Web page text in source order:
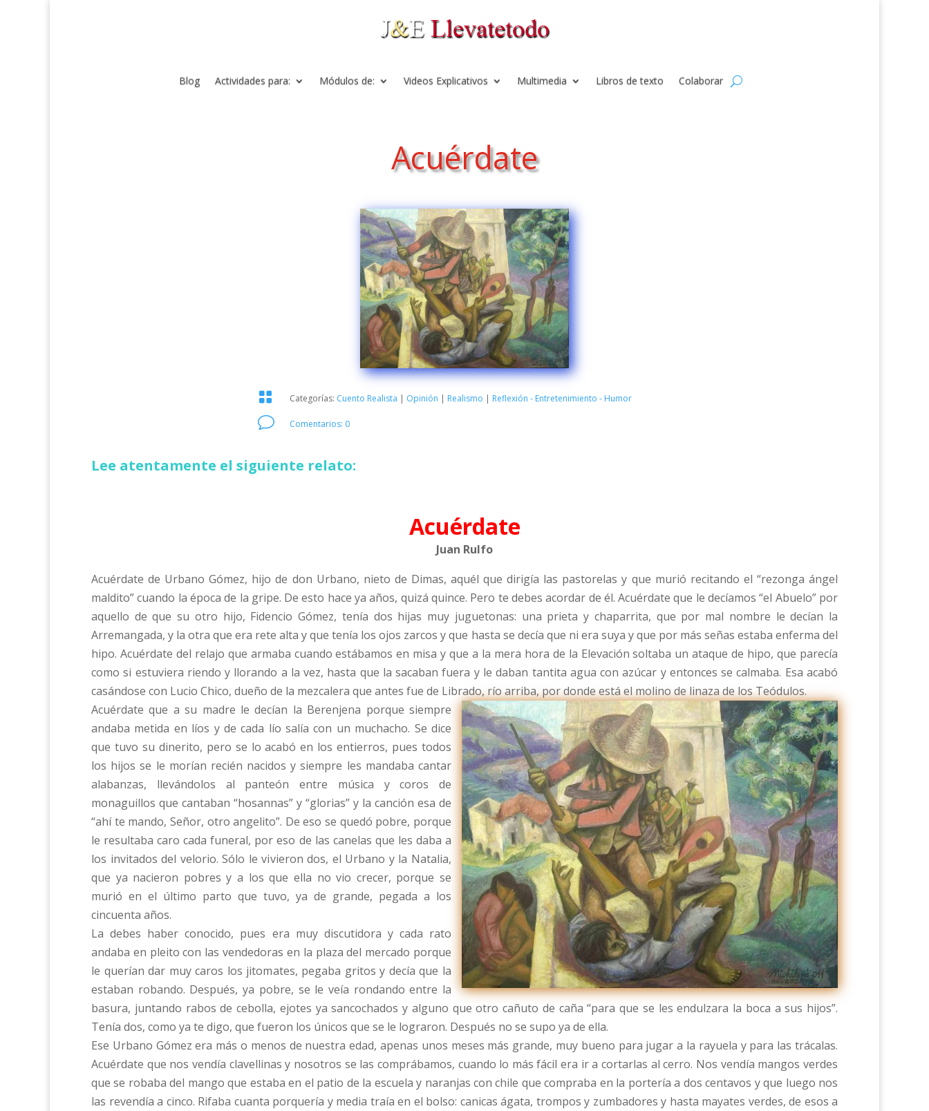
Blog Actividades para: Módulos de: Videos Explicativos Multimedia Libros de texto Colaborar
Acuérdate
 Categorías: Cuento Realista | Opinión | Realismo | Reflexión - Entretenimiento - Humor
v Comentarios: 0
Lee atentamente el siguiente relato:
Acuérdate
Juan Rulfo
Acuérdate de Urbano Gómez, hijo de don Urbano, nieto de Dimas, aquél que dirigía las pastorelas y que murió recitando el “rezonga ángel
maldito” cuando la época de la gripe. De esto hace ya años, quizá quince. Pero te debes acordar de él. Acuérdate que le decíamos “el Abuelo” por
aquello de que su otro hijo, Fidencio Gómez, tenía dos hijas muy juguetonas: una prieta y chaparrita, que por mal nombre le decían la
Arremangada, y la otra que era rete alta y que tenía los ojos zarcos y que hasta se decía que ni era suya y que por más señas estaba enferma del
hipo. Acuérdate del relajo que armaba cuando estábamos en misa y que a la mera hora de la Elevación soltaba un ataque de hipo, que parecía
como si estuviera riendo y llorando a la vez, hasta que la sacaban fuera y le daban tantita agua con azúcar y entonces se calmaba. Esa acabó
casándose con Lucio Chico, dueño de la mezcalera que antes fue de Librado, río arriba, por donde está el molino de linaza de los Teódulos.
Acuérdate que a su madre le decían la Berenjena porque siempre
andaba metida en líos y de cada lío salía con un muchacho. Se dice
que tuvo su dinerito, pero se lo acabó en los entierros, pues todos
los hijos se le morían recién nacidos y siempre les mandaba cantar
alabanzas, llevándolos al panteón entre música y coros de
monaguillos que cantaban “hosannas” y “glorias” y la canción esa de
“ahí te mando, Señor, otro angelito”. De eso se quedó pobre, porque
le resultaba caro cada funeral, por eso de las canelas que les daba a
los invitados del velorio. Sólo le vivieron dos, el Urbano y la Natalia,
que ya nacieron pobres y a los que ella no vio crecer, porque se
murió en el último parto que tuvo, ya de grande, pegada a los
cincuenta años.
La debes haber conocido, pues era muy discutidora y cada rato
andaba en pleito con las vendedoras en la plaza del mercado porque
le querían dar muy caros los jitomates, pegaba gritos y decía que la
estaban robando. Después, ya pobre, se le veía rondando entre la
basura, juntando rabos de cebolla, ejotes ya sancochados y alguno que otro cañuto de caña “para que se les endulzara la boca a sus hijos”.
Tenía dos, como ya te digo, que fueron los únicos que se le lograron. Después no se supo ya de ella.
Ese Urbano Gómez era más o menos de nuestra edad, apenas unos meses más grande, muy bueno para jugar a la rayuela y para las trácalas.
Acuérdate que nos vendía clavellinas y nosotros se las comprábamos, cuando lo más fácil era ir a cortarlas al cerro. Nos vendía mangos verdes
que se robaba del mango que estaba en el patio de la escuela y naranjas con chile que compraba en la portería a dos centavos y que luego nos
las revendía a cinco. Rifaba cuanta porquería y media traía en el bolso: canicas ágata, trompos y zumbadores y hasta mayates verdes, de esos a